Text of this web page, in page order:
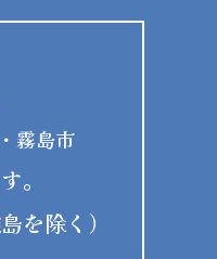
霧島市
。
を除く）